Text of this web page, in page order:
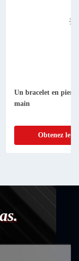
Un bracelet en
main
Obtenez le